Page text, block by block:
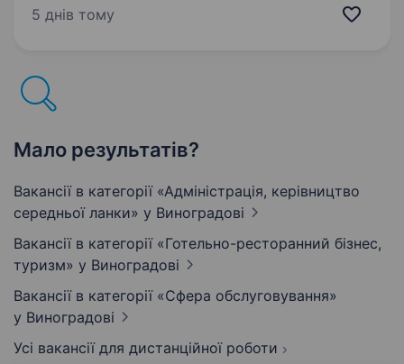
в Закарпатській області. Вимоги: високий
5 днів тому
Мало результатів?
Вакансії в категорії «Адмiнiстрацiя, керівництво
середньої ланки» у Виноградові
Вакансії в категорії «Готельно-ресторанний бізнес,
туризм» у Виноградові
Вакансії в категорії «Сфера обслуговування»
у Виноградові
Усі вакансії для дистанційної роботи